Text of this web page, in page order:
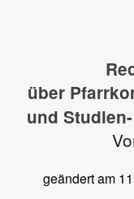
über
und
geändert am